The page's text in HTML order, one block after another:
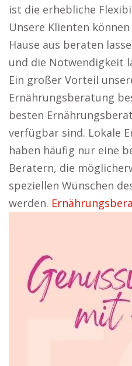
ist die erhebliche
Unsere Klienten
Hause aus beraten
und die Notwendigkeit
Ein großer Vorteil
Ernährungsberatung
besten
verfügbar sind. Lokale
haben häufig nur eine
Beratern, die
speziellen Wünschen
werden.